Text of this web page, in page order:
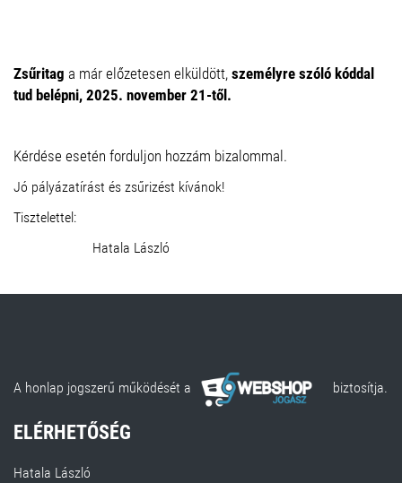
Zsűritag a már előzetesen elküldött, személyre szóló kóddal
tud belépni, 2025. november 21-től.
Kérdése esetén forduljon hozzám bizalommal.
Jó pályázatírást és zsűrizést kívánok!
Tisztelettel:
Hatala László
A honlap jogszerű működését a biztosítja.
ELÉRHETŐSÉG
Hatala László